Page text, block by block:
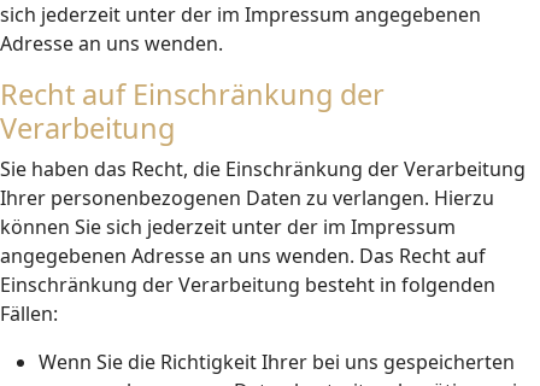
sich jederzeit unter der im Impressum angegebenen
Adresse an uns wenden.
Recht auf Einschränkung der
Verarbeitung
Sie haben das Recht, die Einschränkung der Verarbeitung
Ihrer personenbezogenen Daten zu verlangen. Hierzu
können Sie sich jederzeit unter der im Impressum
angegebenen Adresse an uns wenden. Das Recht auf
Einschränkung der Verarbeitung besteht in folgenden
Fällen:
Wenn Sie die Richtigkeit Ihrer bei uns gespeicherten